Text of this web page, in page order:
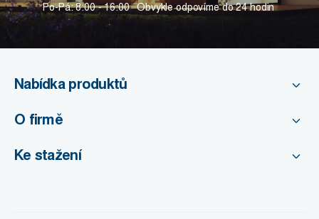
Po-Pá: 8:00 - 16:00 Obvykle odpovíme do 24 hodin
Nabídka produktů
O firmě
Ke stažení